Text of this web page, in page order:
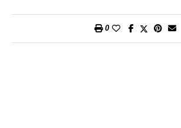
Con movimenti sinuosi si avvicina a un altro
0